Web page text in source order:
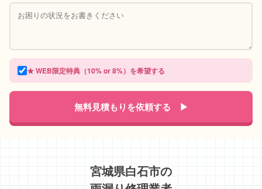
★ WEB限定特典（10% or 8%）を希望する
無料見積もりを依頼する ▶
宮城県白石市の